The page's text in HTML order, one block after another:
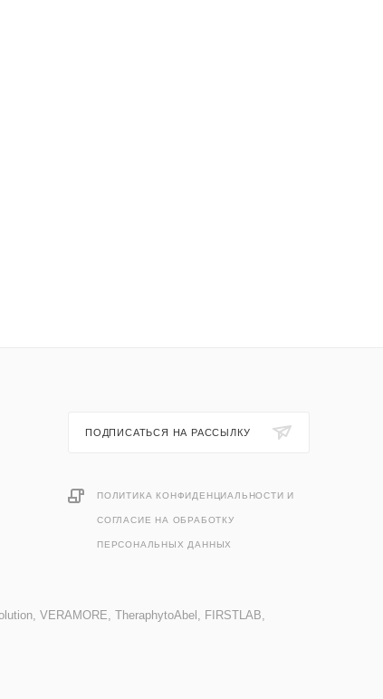
ПОДПИСАТЬСЯ НА РАССЫЛКУ
ПОЛИТИКА КОНФИДЕНЦИАЛЬНОСТИ И
СОГЛАСИЕ НА ОБРАБОТКУ
ПЕРСОНАЛЬНЫХ ДАННЫХ
VERAMORE, TheraphytoAbel, FIRSTLAB,